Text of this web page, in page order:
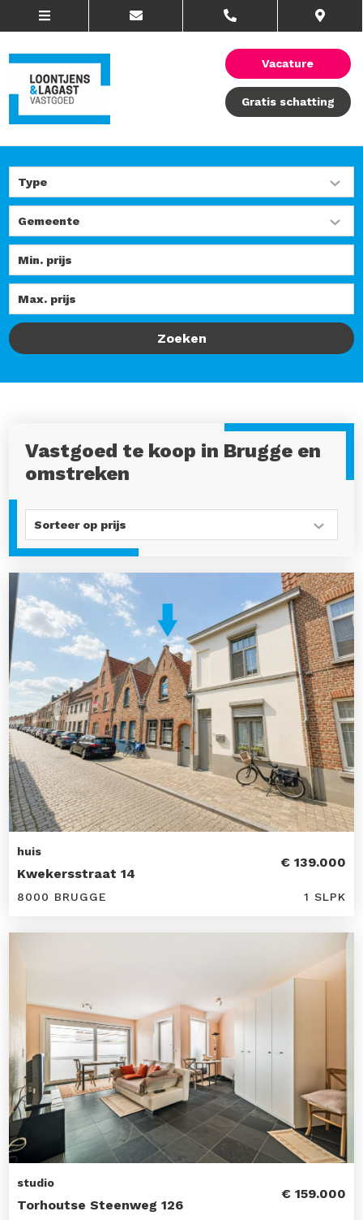
Vacature
Gratis schatting
Zoeken
Vastgoed te koop in Brugge en
omstreken
huis
Kwekersstraat 14
€ 139.000
8000 BRUGGE 1 SLPK
studio
Torhoutse Steenweg 126
€ 159.000